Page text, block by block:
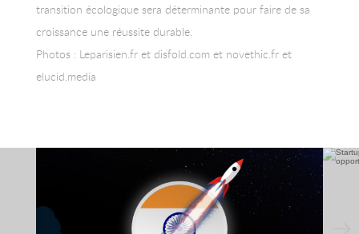
transition écologique sera déterminante pour faire de sa
croissance une réussite durable.
Photos : Leparisien.fr et disfold.com et novethic.fr et
elucid.media